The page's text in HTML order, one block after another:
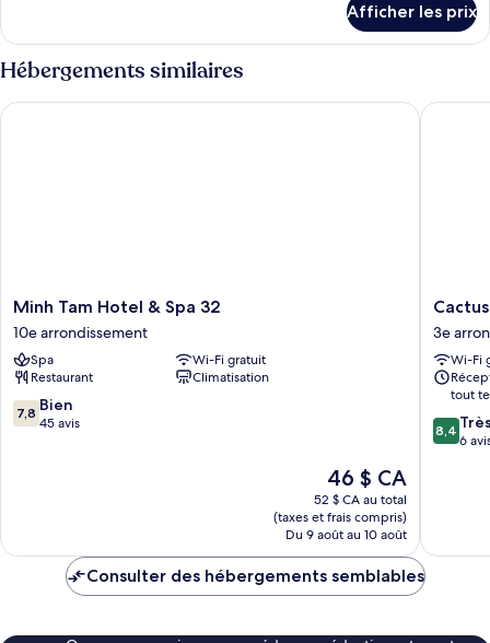
vue
sur
ville
Chambre
triple
Deluxe,
vue
sur
Afficher les prix
Hébergements similaires
Minh
Tam
Hotel
&
Spa
32
10e
Minh Tam Hotel & Spa 32
10e arrondissement
Spa
Wi-Fi gratuit
Restaurant
Climatisation
7.8
sur
7,8 Bien
45 avis
Le
prix
est
de
46 $ CA
46 $ CA
52 $ CA au total
(taxes et frais compris)
Du 9 août au 10 août
Minh Tam Hotel & Spa 32
Hotel
3e
3e
Wi-Fi
tout
8.4
sur
8,4
6
Consulter des hébergements semblables